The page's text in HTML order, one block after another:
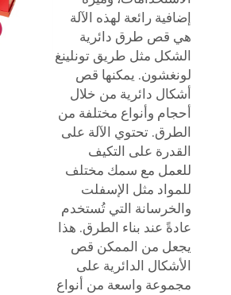
إضافية رائعة لهذه الآلة
هي قص طرق دائرية
الشكل مثل طريق تونلينغ
لونغشون. يمكنها قص
أشكال دائرية من خلال
أحجام وأنواع مختلفة من
الطرق. تحتوي الآلة على
القدرة على التكيف
للعمل مع سمك مختلف
للمواد مثل الإسفلت
والخرسانة التي تُستخدم
عادةً عند بناء الطرق. هذا
يجعل من الممكن قص
الأشكال الدائرية على
مجموعة واسعة من أنواع